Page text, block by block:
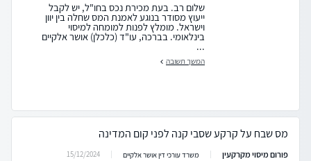
שלום רב. בעת מכירת נכס בחו"ל, יש לקבל
ייעוץ מסודר בנוגע לאמנת המס שחלה בין יוון
וישראל. מומלץ לפנות למומחה למיסוי
בינלאומי. בברכה, עו"ד (כלכלן) אושר אלקיים
...
המשך תשובה
מס שבח על קרקע שסבי קנה לפני קום המדינה
פורום מיסוי מקרקעין משרד עורכי דין אושר אלקיים 15/12/2024